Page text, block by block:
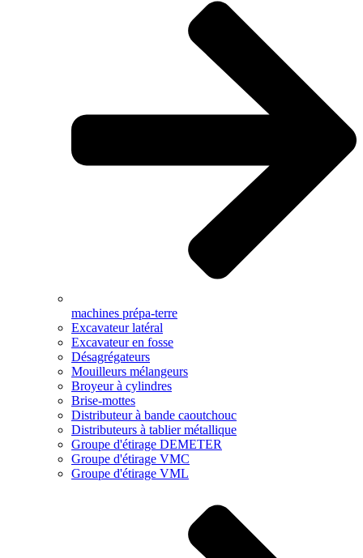
machines prépa-terre
Excavateur latéral
Excavateur en fosse
Désagrégateurs
Mouilleurs mélangeurs
Broyeur à cylindres
Brise-mottes
Distributeur à bande caoutchouc
Distributeurs à tablier métallique
Groupe d'étirage DEMETER
Groupe d'étirage VMC
Groupe d'étirage VML